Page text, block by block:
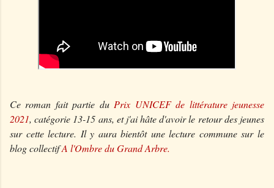
Ce roman fait partie du Prix UNICEF de littérature jeunesse
2021, catégorie 13-15 ans, et j'ai hâte d'avoir le retour des jeunes
sur cette lecture. Il y aura bientôt une lecture commune sur le
blog collectifA l'Ombre du Grand Arbre.